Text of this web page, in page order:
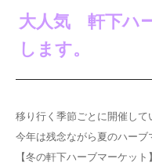
大人気 軒下ハ
します。
移り行く季節ごとに開催して
今年は残念ながら夏のハー
【冬の軒下ハーブマーケット